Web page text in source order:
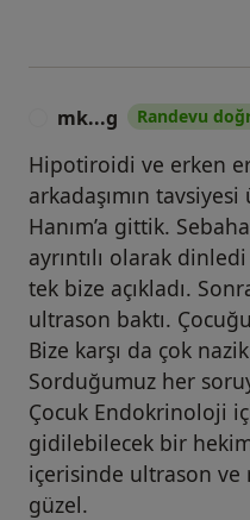
mk...g Randevu
Hipotiroidi ve erken
arkadaşımın
Hanım’a gittik.
ayrıntılı olarak
tek bize açıkladı.
ultrason baktı.
Bize karşı da çok
Sorduğumuz her
Çocuk Endokrinoloji
gidilebilecek bir
içerisinde ultrason ve
güzel.